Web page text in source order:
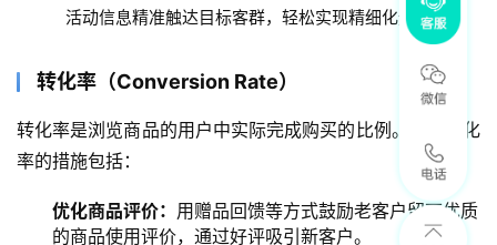
活动信息精准触达目标客群，轻松实现精细化运营
转化率（Conversion Rate）
转化率是浏览商品的用户中实际完成购买的比例。提升转化
率的措施包括：
优化商品评价： 用赠品回馈等方式鼓励老客户留下优质
的商品使用评价，通过好评吸引新客户。